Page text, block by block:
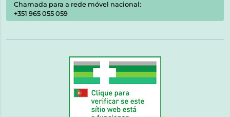
Chamada para a rede móvel nacional:
+351 965 055 059